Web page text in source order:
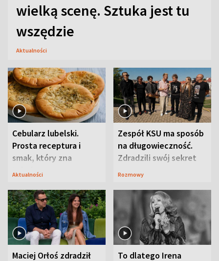
wielką scenę. Sztuka jest tu
wszędzie
Aktualności
Cebularz lubelski.
Prosta receptura i
smak, który zna
Lubelszczyzna
Aktualności
Zespół KSU ma sposób
na długowieczność.
Zdradzili swój sekret
Rozmowy
Maciej Orłoś zdradził
To dlatego Irena